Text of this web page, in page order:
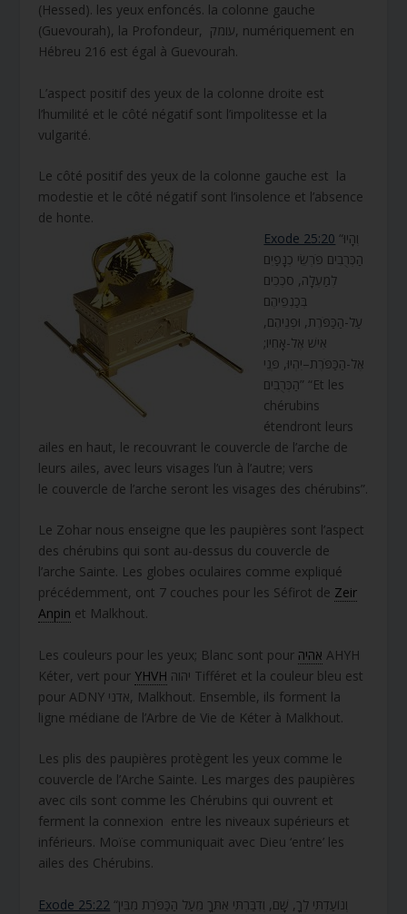
(Hessed). les yeux enfoncés. la colonne gauche
(Guevourah), la Profondeur, עומק, numériquement en
Hébreu 216 est égal à Guevourah.
L’aspect positif des yeux de la colonne droite est
l’humilité et le côté négatif sont l’impolitesse et la
vulgarité.
Le côté positif des yeux de la colonne gauche est la
modestie et le côté négatif sont l’insolence et l’absence
de honte.
Exode 25:20 “וְהָיוּ
הַכְּרֻבִים פֹּרְשֵׂי כְנָפַיִם
לְמַעְלָה, סֹכְכִים
בְּכַנְפֵיהֶם
עַל-הַכַּפֹּרֶת, וּפְנֵיהֶם,
אִישׁ אֶל-אָחִיו;
אֶל-הַכַּפֹּרֶת–יִהְיוּ, פְּנֵי
הַכְּרֻבִים” “Et les
chérubins
étendront leurs
ailes en haut, le recouvrant le couvercle de l’arche de
leurs ailes, avec leurs visages l’un à l’autre; vers
le couvercle de l’arche seront les visages des chérubins”.
Le Zohar nous enseigne que les paupières sont l’aspect
des chérubins qui sont au-dessus du couvercle de
l’arche Sainte. Les globes oculaires comme expliqué
précédemment, ont 7 couches pour les Séfirot de Zeir
Anpin et Malkhout.
Les couleurs pour les yeux; Blanc sont pour אהיה AHYH
Kéter, vert pour YHVH
pour ADNY אדני, Malkhout. Ensemble, ils forment la
ligne médiane de l’Arbre de Vie de Kéter à Malkhout.
Les plis des paupières protègent les yeux comme le
couvercle de l’Arche Sainte. Les marges des paupières
avec cils sont comme les Chérubins qui ouvrent et
ferment la connexion entre les niveaux supérieurs et
inférieurs. Moïse communiquait avec Dieu ‘entre’ les
ailes des Chérubins.
Exode 25:22 “וְנוֹעַדְתִּי לְךָ, שָׁם, וְדִבַּרְתִּי אִתְּךָ מֵעַל הַכַּפֹּרֶת מִבֵּין